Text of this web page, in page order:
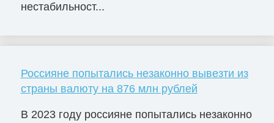
нестабильност...
Россияне попытались незаконно вывезти из
страны валюту на 876 млн рублей
В 2023 году россияне попытались незаконно